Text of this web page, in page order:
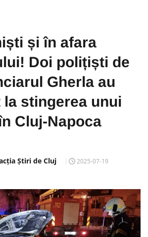
și în afara
Doi polițiști de
Gherla au
stingerea unui
Cluj-Napoca
Știri de Cluj
2025-07-19